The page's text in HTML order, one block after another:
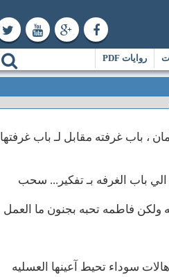
روايات PDF
، باب غرفته مقابل لـ باب غرفتها
باب الغرفه بـ تفكير... سحب
ولكن فاطمه تحبه بجنون ما العمل
سوداء تحيط آعينها العسليه